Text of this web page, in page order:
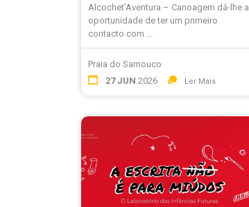
Alcochet’Aventura – Canoagem dá-lhe a
oportunidade de ter um primeiro
contacto com ...
Praia do Samouco
27 JUN 2026 Ler Mais